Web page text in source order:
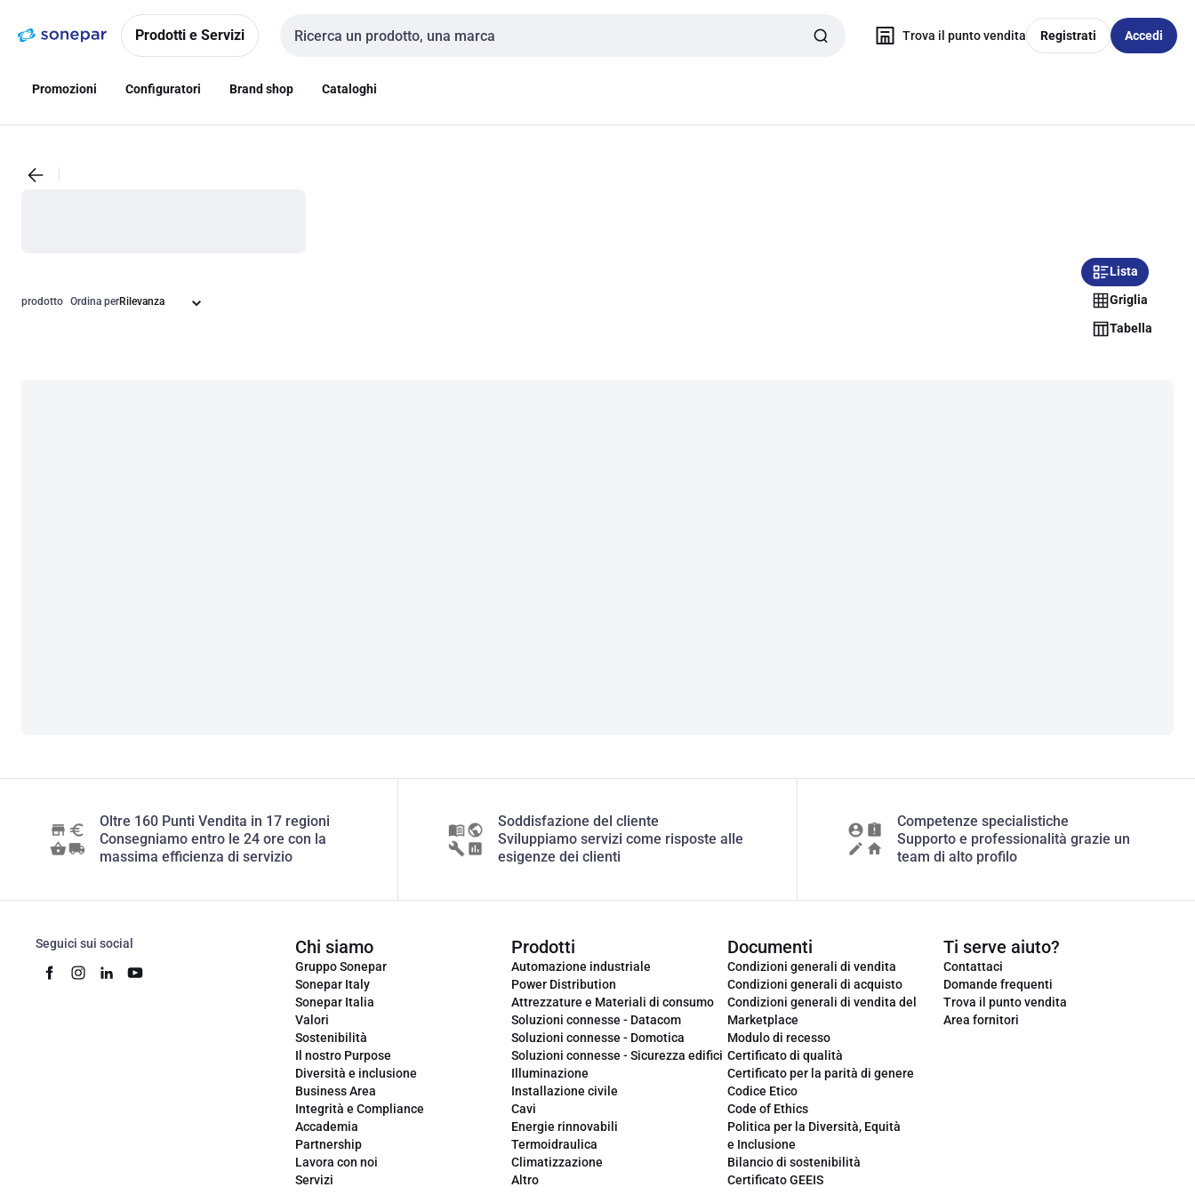
navigazionealla
Prodotti e Servizi
Cerca input
Trova il punto vendita Registrati Accedi
Promozioni Configuratori Brand shop Cataloghi
prodotto Ordina per
Lista
Griglia
Tabella
Oltre 160 Punti Vendita in 17 regioni
Consegniamo entro le 24 ore con la
massima efficienza di servizio
Soddisfazione del cliente
Sviluppiamo servizi come risposte alle
esigenze dei clienti
Competenze specialistiche
Supporto e professionalità grazie un
team di alto profilo
Seguici sui social Chi siamo
Gruppo Sonepar
Sonepar Italy
Sonepar Italia
Valori
Sostenibilità
Il nostro Purpose
Diversità e inclusione
Business Area
Integrità e Compliance
Accademia
Partnership
Lavora con noi
Servizi
Prodotti
Automazione industriale
Power Distribution
Attrezzature e Materiali di consumo
Soluzioni connesse - Datacom
Soluzioni connesse - Domotica
Soluzioni connesse - Sicurezza edifici
Illuminazione
Installazione civile
Cavi
Energie rinnovabili
Termoidraulica
Climatizzazione
Altro
Documenti
Condizioni generali di vendita
Condizioni generali di acquisto
Condizioni generali di vendita del
Marketplace
Modulo di recesso
Certificato di qualità
Certificato per la parità di genere
Codice Etico
Code of Ethics
Politica per la Diversità, Equità
e Inclusione
Bilancio di sostenibilità
Certificato GEEIS
Ti serve aiuto?
Contattaci
Domande frequenti
Trova il punto vendita
Area fornitori